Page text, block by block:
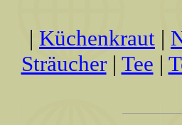
| Küchenkraut |
Sträucher| Tee |